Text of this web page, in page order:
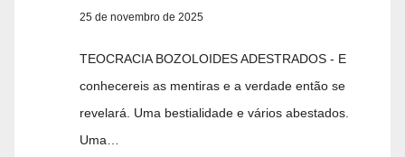
25 de novembro de 2025
TEOCRACIA BOZOLOIDES ADESTRADOS - E
conhecereis as mentiras e a verdade então se
revelará. Uma bestialidade e vários abestados.
Uma…